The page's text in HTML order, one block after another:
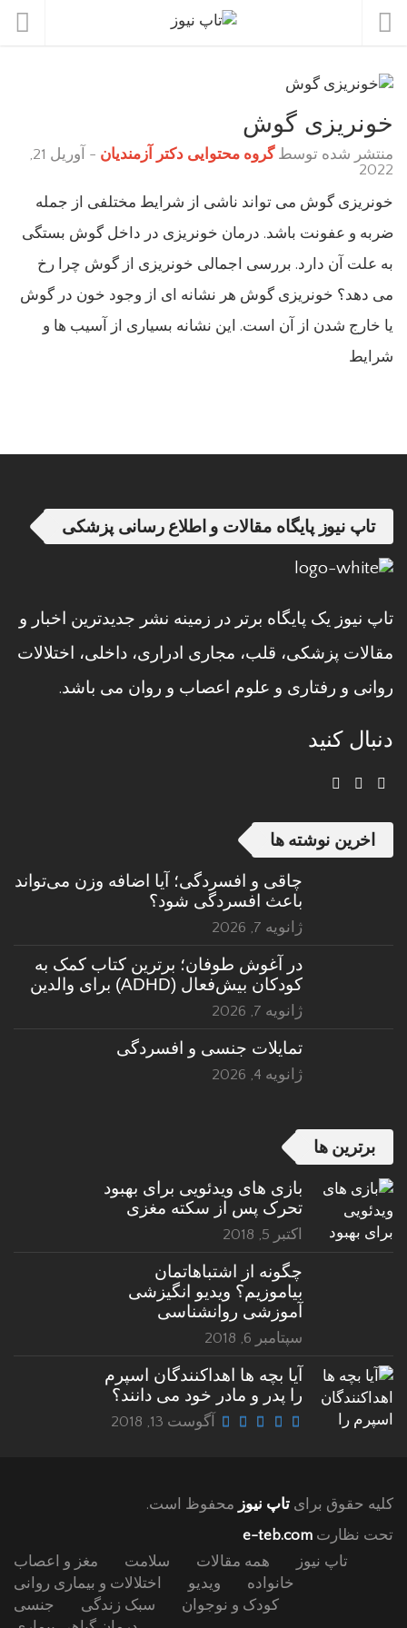
خونریزی گوش
منتشر شده توسط گروه محتوایی دکتر آزمندیان -
آوریل 21,
2022
خونریزی گوش می تواند ناشی از شرایط مختلفی از جمله
ضربه و عفونت باشد. درمان خونریزی در داخل گوش بستگی
به علت آن دارد. بررسی اجمالی خونریزی از گوش چرا رخ
می دهد؟ خونریزی گوش هر نشانه ای از وجود خون در گوش
یا خارج شدن از آن است. این نشانه بسیاری از آسیب ها و
شرایط
تاپ نیوز پایگاه مقالات و اطلاع رسانی پزشکی
تاپ نیوز یک پایگاه برتر در زمینه نشر جدیدترین اخبار و
مقالات پزشکی، قلب، مجاری ادراری، داخلی، اختلالات
روانی و رفتاری و علوم اعصاب و روان می باشد.
دنبال کنید
اخرین نوشته ها
چاقی و افسردگی؛ آیا اضافه وزن می‌تواند
باعث افسردگی شود؟
ژانویه 7, 2026
در آغوش طوفان؛ برترین کتاب کمک به
کودکان بیش‌فعال (ADHD) برای والدین
ژانویه 7, 2026
تمایلات جنسی و افسردگی
ژانویه 4, 2026
برترین ها
بازی های ویدئویی برای بهبود
تحرک پس از سکته مغزی
اکتبر 5, 2018
چگونه از اشتباهاتمان
بیاموزیم؟ ویدیو انگیزشی
آموزشی روانشناسی
سپتامبر 6, 2018
آیا بچه ها اهداکنندگان اسپرم
را پدر و مادر خود می دانند؟
آگوست 13, 2018
کلیه حقوق برای تاپ نیوز محفوظ است.
تحت نظارت e-teb.com
تاپ نیوز
همه مقالات سلامت
مغز و اعصاب
خانواده
ویدیو
اختلالات و بیماری روانی
کودک و نوجوان
سبک زندگی
جنسی